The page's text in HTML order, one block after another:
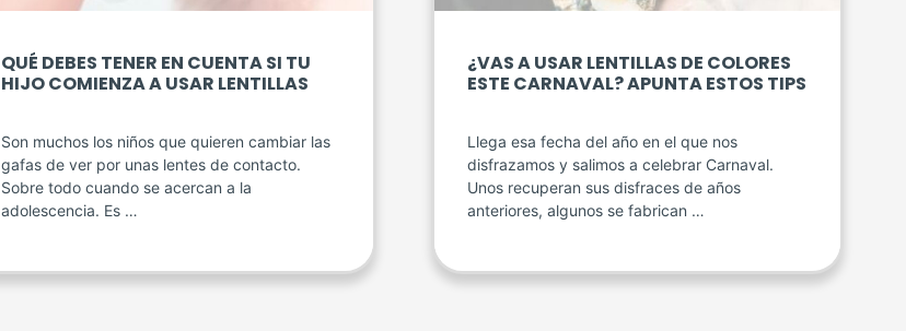
QUÉ DEBES TENER EN CUENTA SI TU
HIJO COMIENZA A USAR LENTILLAS
Son muchos los niños que quieren cambiar las
gafas de ver por unas lentes de contacto.
Sobre todo cuando se acercan a la
adolescencia. Es …
¿VAS A USAR LENTILLAS DE COLORES
ESTE CARNAVAL? APUNTA ESTOS TIPS
Llega esa fecha del año en el que nos
disfrazamos y salimos a celebrar Carnaval.
Unos recuperan sus disfraces de años
anteriores, algunos se fabrican …